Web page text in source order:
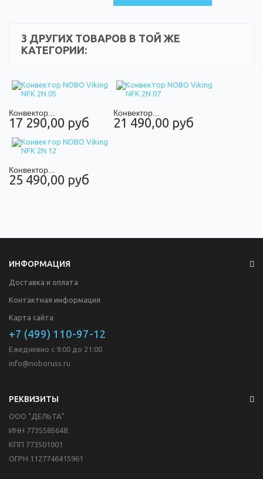
3 ДРУГИХ ТОВАРОВ В ТОЙ ЖЕ
КАТЕГОРИИ:
Конвектор...
17 290,00 руб
Конвектор...
21 490,00 руб
Конвектор...
25 490,00 руб
ИНФОРМАЦИЯ
Доставка и оплата
Контактная информация
Карта сайта
+7 (499) 110-97-12
Ежедневно с 9:00 до 21:00
info@noboruss.ru
РЕКВИЗИТЫ
ООО "ДЕЛЬТА"
ИНН 7735585648
КПП 773501001
ОГРН 1127746415961